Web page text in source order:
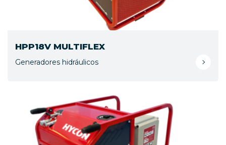
HPP18V MULTIFLEX
Generadores hidráulicos